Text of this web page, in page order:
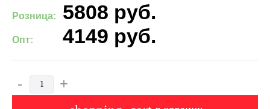
Розница: 5808 руб.
Опт: 4149 руб.
- +